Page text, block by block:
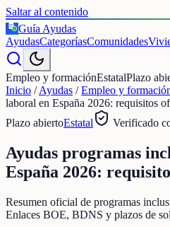
Saltar al contenido
€
Guía Ayudas
AyudasCategoríasComunidades
Empleo y formaciónEstatalPlazo
Inicio /Ayudas /Empleo y
laboral en España 2026: requisitos
Plazo abiertoEstatal Verificado
Ayudas programas
España 2026:
Resumen oficial de programas
Enlaces BOE, BDNS y plazos de